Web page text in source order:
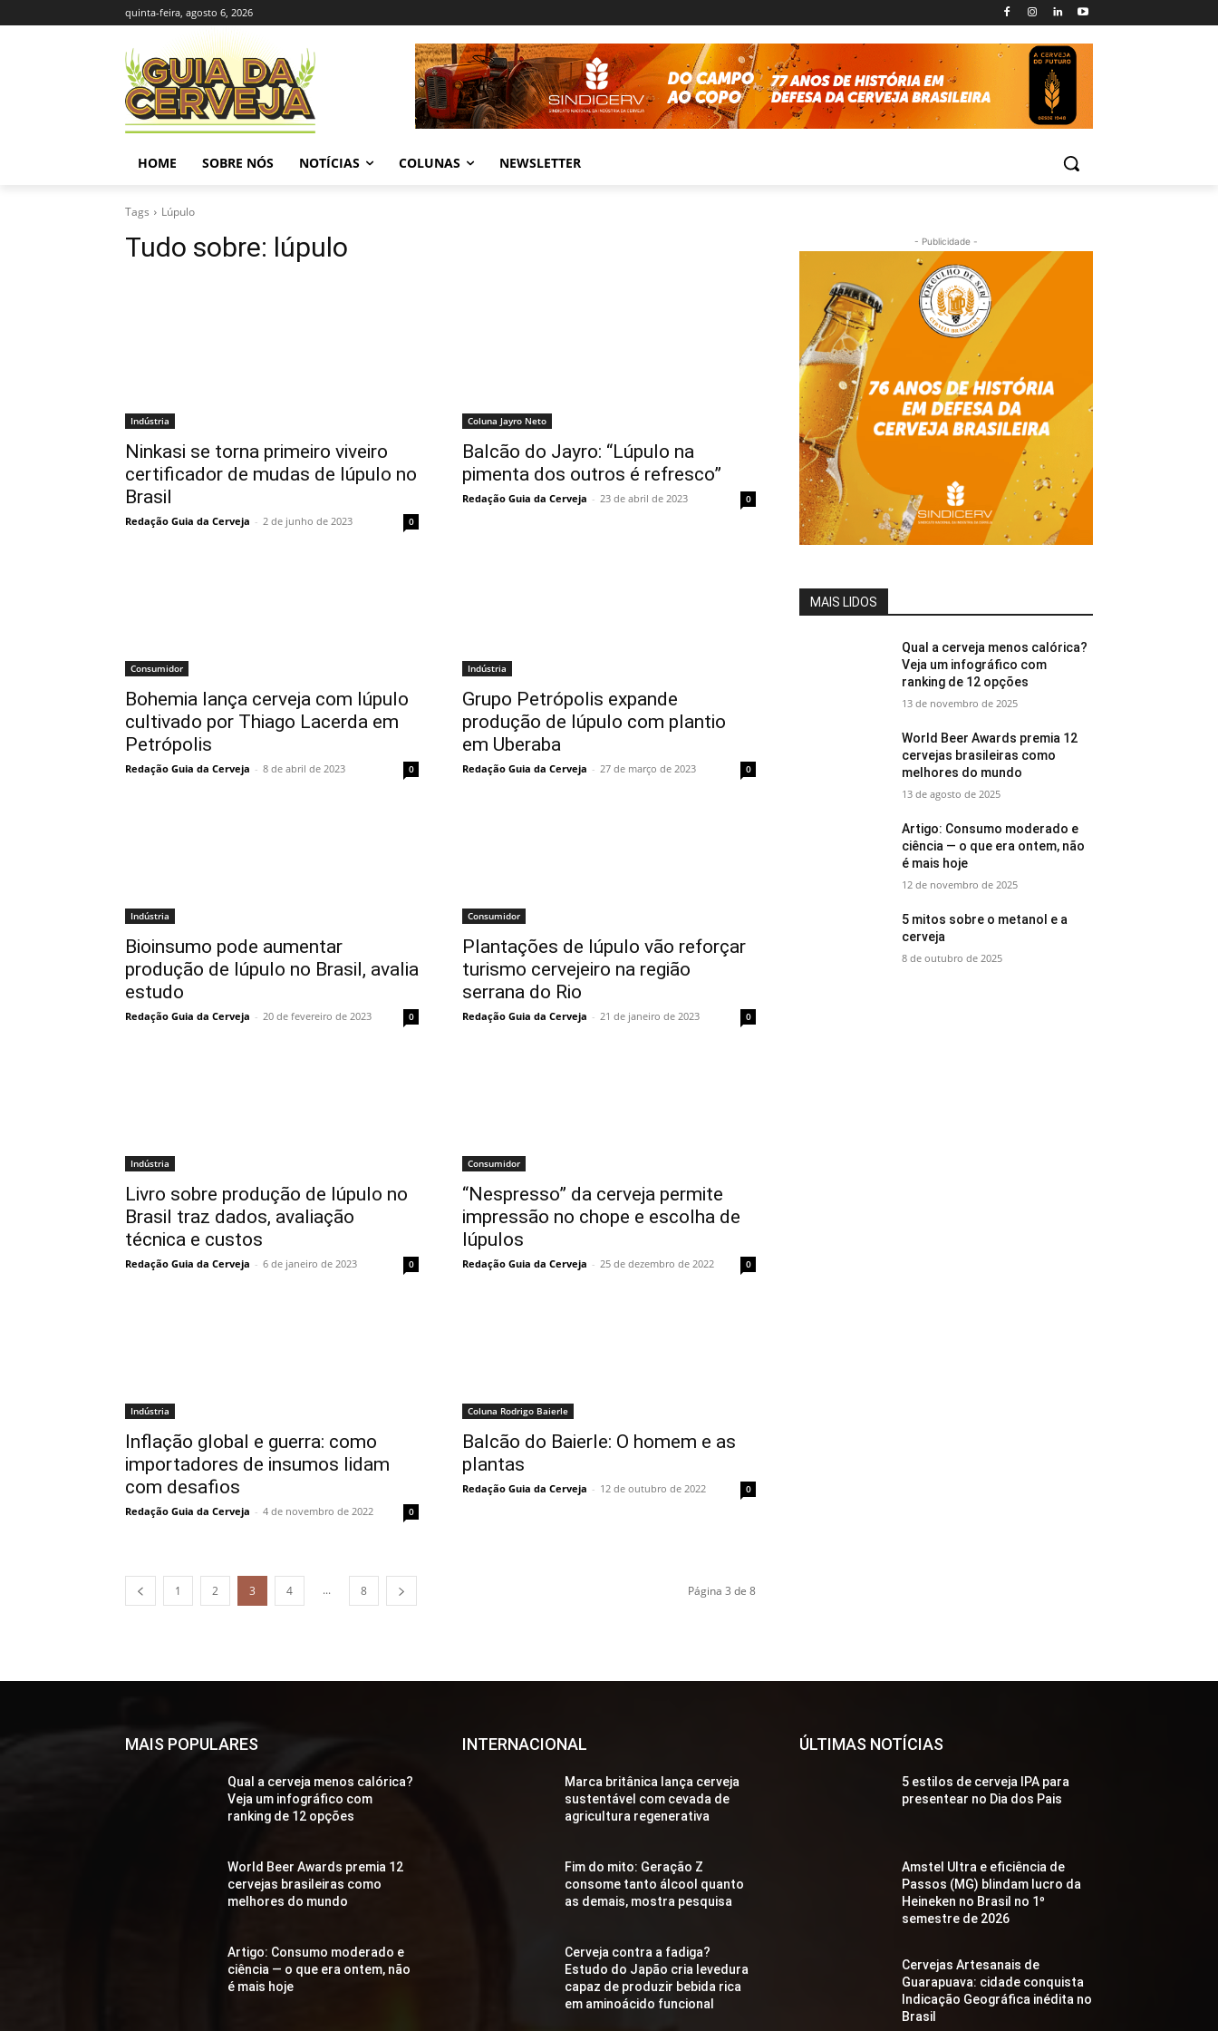
quinta-feira, agosto 6, 2026
HOME SOBRE NÓS NOTÍCIAS COLUNAS NEWSLETTER
Tags Lúpulo
Tudo sobre: lúpulo
Indústria
Ninkasi se torna primeiro viveiro
certificador de mudas de lúpulo no
Brasil
Redação Guia da Cerveja - 2 de junho de 2023 0
Coluna Jayro Neto
Balcão do Jayro: “Lúpulo na
pimenta dos outros é refresco”
Redação Guia da Cerveja - 23 de abril de 2023 0
Consumidor
Bohemia lança cerveja com lúpulo
cultivado por Thiago Lacerda em
Petrópolis
Redação Guia da Cerveja - 8 de abril de 2023 0
Indústria
Grupo Petrópolis expande
produção de lúpulo com plantio
em Uberaba
Redação Guia da Cerveja - 27 de março de 2023 0
Indústria
Bioinsumo pode aumentar
produção de lúpulo no Brasil, avalia
estudo
Redação Guia da Cerveja - 20 de fevereiro de 2023 0
Consumidor
Plantações de lúpulo vão reforçar
turismo cervejeiro na região
serrana do Rio
Redação Guia da Cerveja - 21 de janeiro de 2023 0
Indústria
Livro sobre produção de lúpulo no
Brasil traz dados, avaliação
técnica e custos
Redação Guia da Cerveja - 6 de janeiro de 2023 0
Consumidor
“Nespresso” da cerveja permite
impressão no chope e escolha de
lúpulos
Redação Guia da Cerveja - 25 de dezembro de 2022 0
Indústria
Inflação global e guerra: como
importadores de insumos lidam
com desafios
Redação Guia da Cerveja - 4 de novembro de 2022 0
Coluna Rodrigo Baierle
Balcão do Baierle: O homem e as
plantas
Redação Guia da Cerveja - 12 de outubro de 2022 0
1 2 3 4 ... 8 Página 3 de 8
- Publicidade -
MAIS LIDOS
Qual a cerveja menos calórica?
Veja um infográfico com
ranking de 12 opções
13 de novembro de 2025
World Beer Awards premia 12
cervejas brasileiras como
melhores do mundo
13 de agosto de 2025
Artigo: Consumo moderado e
ciência — o que era ontem, não
é mais hoje
12 de novembro de 2025
5 mitos sobre o metanol e a
cerveja
8 de outubro de 2025
MAIS POPULARES
Qual a cerveja menos calórica?
Veja um infográfico com
ranking de 12 opções
World Beer Awards premia 12
cervejas brasileiras como
melhores do mundo
Artigo: Consumo moderado e
ciência — o que era ontem, não
é mais hoje
INTERNACIONAL
Marca britânica lança cerveja
sustentável com cevada de
agricultura regenerativa
Fim do mito: Geração Z
consome tanto álcool quanto
as demais, mostra pesquisa
Cerveja contra a fadiga?
Estudo do Japão cria levedura
capaz de produzir bebida rica
em aminoácido funcional
ÚLTIMAS NOTÍCIAS
5 estilos de cerveja IPA para
presentear no Dia dos Pais
Amstel Ultra e eficiência de
Passos (MG) blindam lucro da
Heineken no Brasil no 1º
semestre de 2026
Cervejas Artesanais de
Guarapuava: cidade conquista
Indicação Geográfica inédita no
Brasil